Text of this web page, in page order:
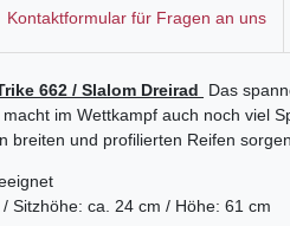
Kontaktformular für Fragen an uns
662 / Slalom Dreirad
Das
im Wettkampf auch noch viel
breiten und profilierten Reifen
Sitzhöhe: ca. 24 cm / Höhe: 61 cm